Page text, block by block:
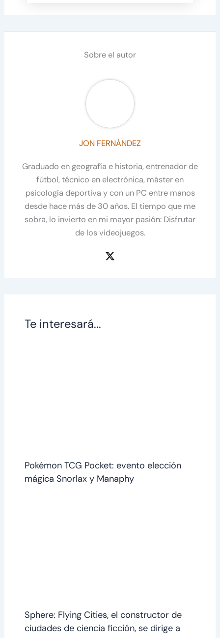
Sobre el autor
JON FERNÁNDEZ
Graduado en geografía e historia, entrenador de
fútbol, técnico en electrónica, máster en
psicología deportiva y con un PC entre manos
desde hace más de 30 años. El tiempo que me
sobra, lo invierto en mi mayor pasión: Disfrutar
de los videojuegos.
Te interesará...
Pokémon TCG Pocket: evento elección
mágica Snorlax y Manaphy
Sphere: Flying Cities, el constructor de
ciudades de ciencia ficción, se dirige a